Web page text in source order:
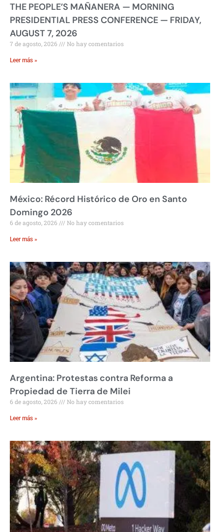
THE PEOPLE’S MAÑANERA — MORNING
PRESIDENTIAL PRESS CONFERENCE — FRIDAY,
AUGUST 7, 2026
7 de agosto, 2026 No hay comentarios
Leer más »
México: Récord Histórico de Oro en Santo
Domingo 2026
6 de agosto, 2026 No hay comentarios
Leer más »
Argentina: Protestas contra Reforma a
Propiedad de Tierra de Milei
6 de agosto, 2026 No hay comentarios
Leer más »